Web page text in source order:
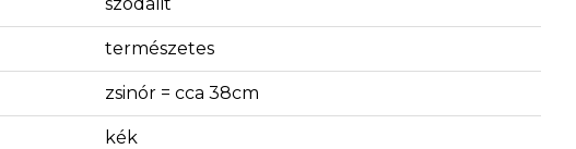
természetes
zsinór = cca 38cm
kék